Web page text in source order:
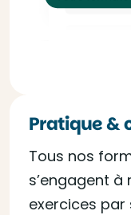
Pratique &
Tous nos
s’engagent à
exercices